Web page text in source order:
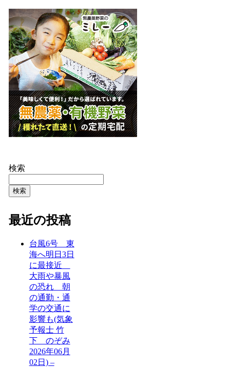
検索
検索
最近の投稿
台風6号 東
海へ明日3日
に最接近
大雨や暴風
の恐れ 朝
の通勤・通
学の交通に
影響も(気象
予報士 竹
下 のぞみ
2026年06月
02日) –